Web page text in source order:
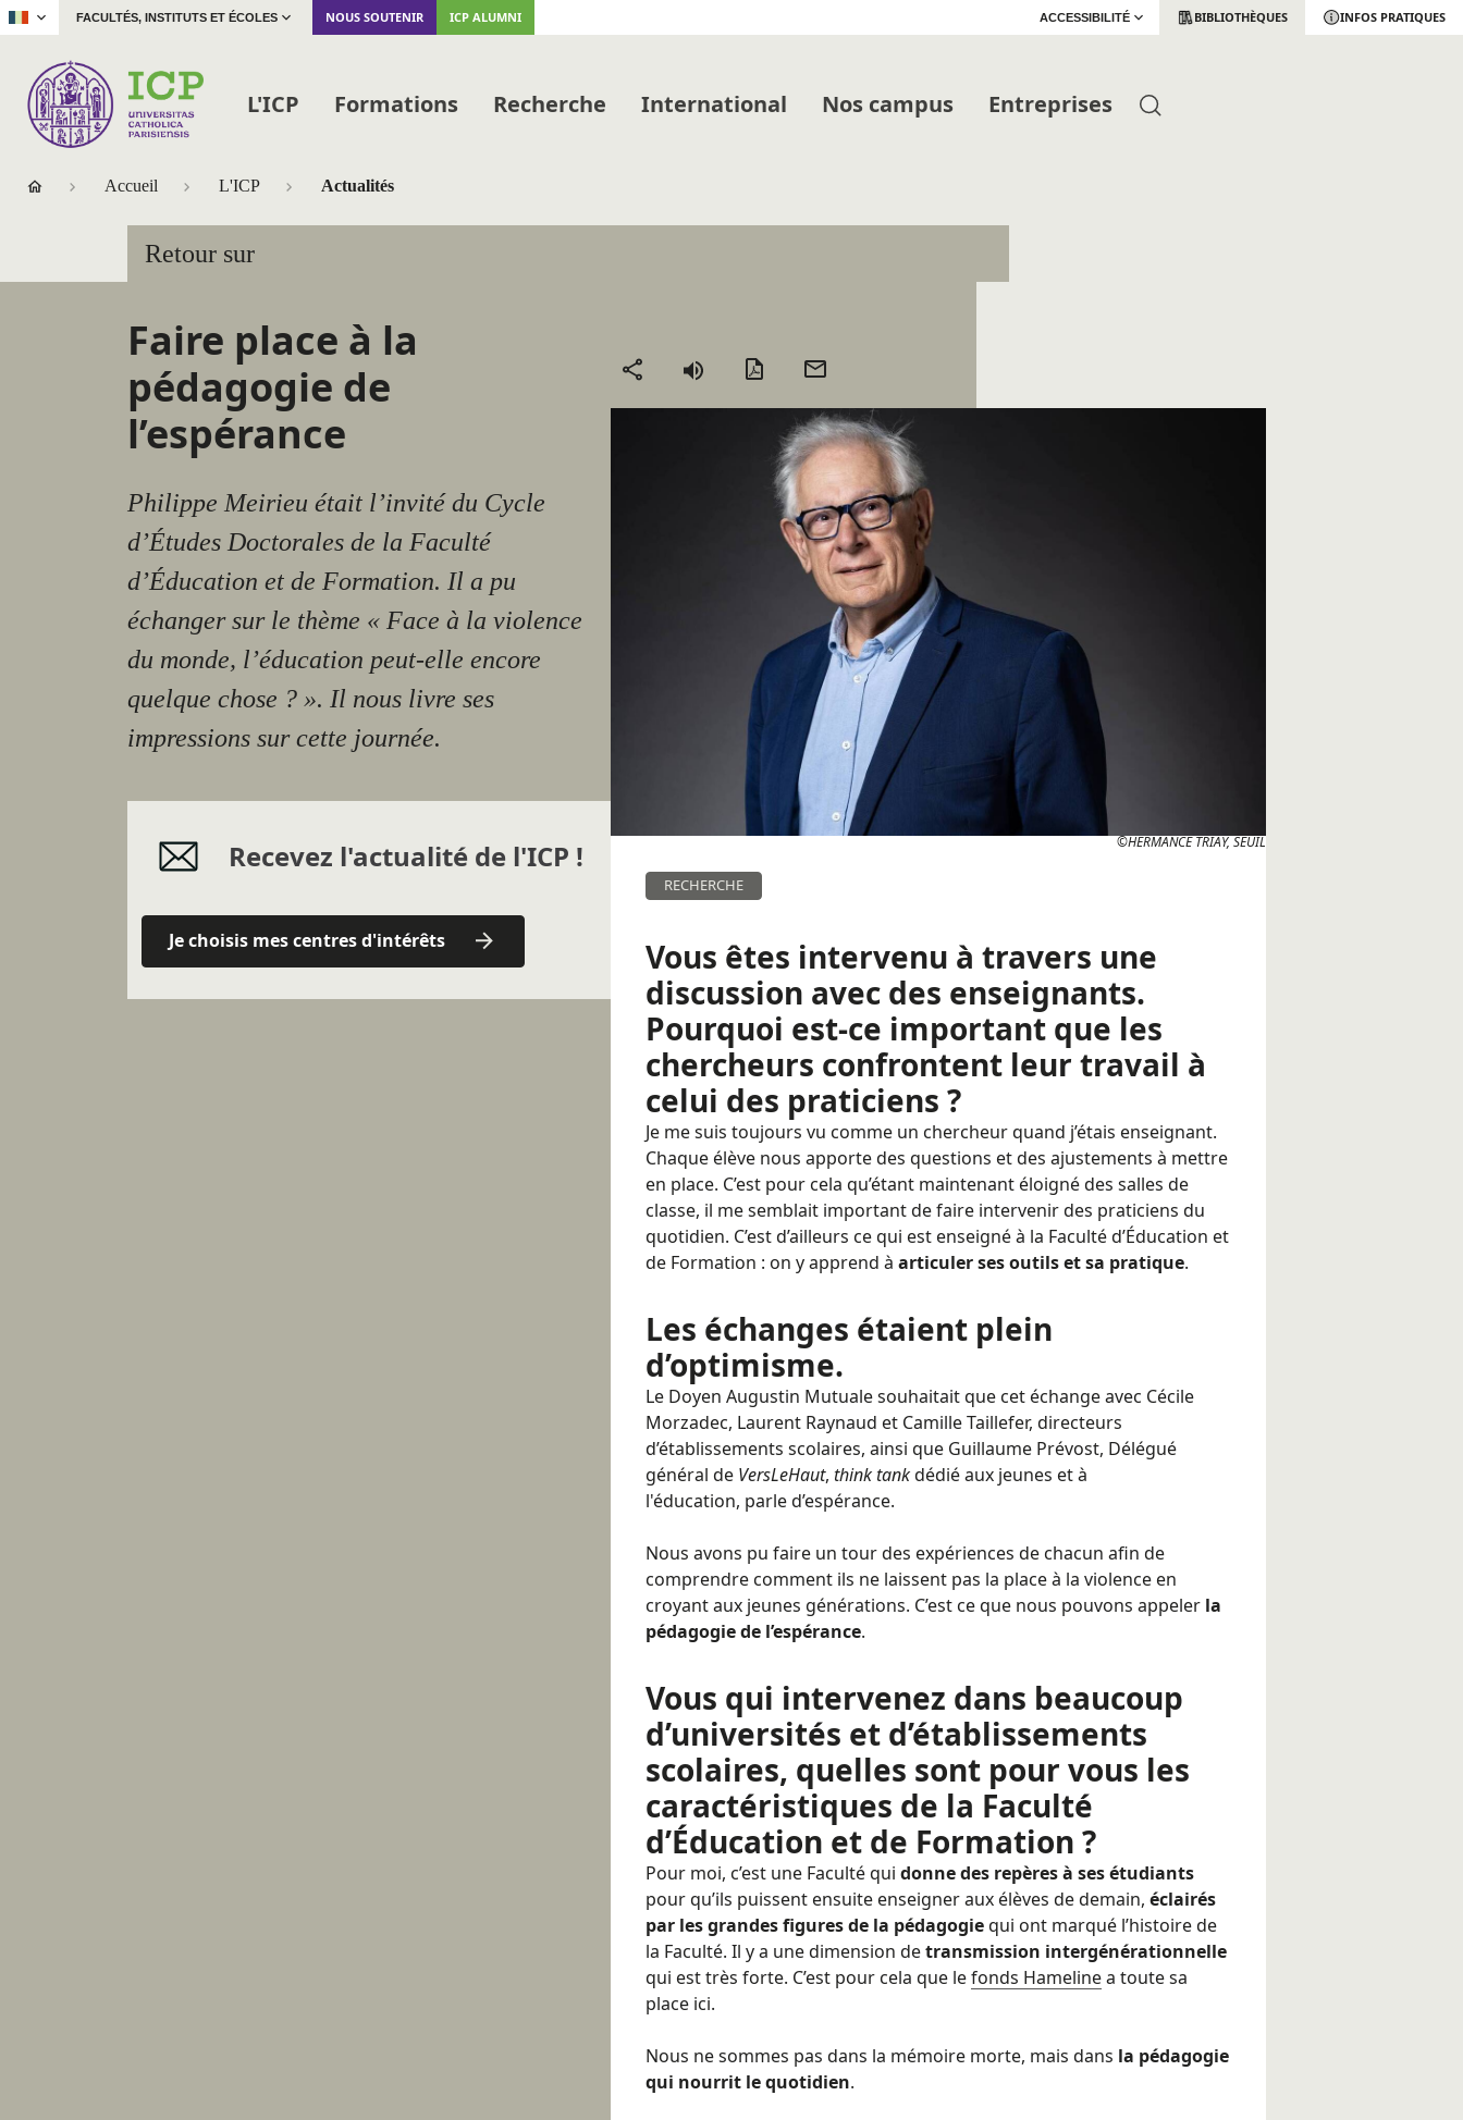
| FACULTÉS, INSTITUTS ET ÉCOLES NOUS SOUTENIR ICP ALUMNI ACCESSIBILITÉ BIBLIOTHÈQUES INFOS PRATIQUES
L'ICP Formations Recherche International Nos campus Entreprises
Accueil L'ICP Actualités
Retour sur
Faire place à la
pédagogie de
l’espérance
Philippe Meirieu était l’invité du Cycle
d’Études Doctorales de la Faculté
d’Éducation et de Formation. Il a pu
échanger sur le thème « Face à la violence
du monde, l’éducation peut-elle encore
quelque chose ? ». Il nous livre ses
impressions sur cette journée.
Recevez l'actualité de l'ICP !
Je choisis mes centres d'intérêts
Partager
Version
mail
©HERMANCE TRIAY, SEUIL
RECHERCHE
Vous êtes intervenu à travers une
discussion avec des enseignants.
Pourquoi est-ce important que les
chercheurs confrontent leur travail à
celui des praticiens ?
Je me suis toujours vu comme un chercheur quand j’étais enseignant.
Chaque élève nous apporte des questions et des ajustements à mettre
en place. C’est pour cela qu’étant maintenant éloigné des salles de
classe, il me semblait important de faire intervenir des praticiens du
quotidien. C’est d’ailleurs ce qui est enseigné à la Faculté d’Éducation et
de Formation : on y apprend à articuler ses outils et sa pratique.
Les échanges étaient plein
d’optimisme.
Le Doyen Augustin Mutuale souhaitait que cet échange avec Cécile
Morzadec, Laurent Raynaud et Camille Taillefer, directeurs
d’établissements scolaires, ainsi que Guillaume Prévost, Délégué
général de VersLeHaut, think tankdédié aux jeunes et à
l'éducation, parle d’espérance.
Nous avons pu faire un tour des expériences de chacun afin de
comprendre comment ils ne laissent pas la place à la violence en
croyant aux jeunes générations. C’est ce que nous pouvons appeler la
pédagogie de l’espérance.
Vous qui intervenez dans beaucoup
d’universités et d’établissements
scolaires, quelles sont pour vous les
caractéristiques de la Faculté
d’Éducation et de Formation ?
Pour moi, c’est une Faculté qui donne des repères à ses étudiants
pour qu’ils puissent ensuite enseigner aux élèves de demain, éclairés
par les grandes figures de la pédagogiequi ont marqué l’histoire de
la Faculté. Il y a une dimension detransmission intergénérationnelle
qui est très forte. C’est pour cela que lefonds Hamelinea toute sa
place ici.
Nous ne sommes pas dans la mémoire morte, mais dans la pédagogie
qui nourrit le quotidien.